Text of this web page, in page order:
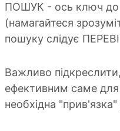
ПОШУК - ось ключ до
(намагайтеся
пошуку слідує
Важливо
ефективним саме
необхідна